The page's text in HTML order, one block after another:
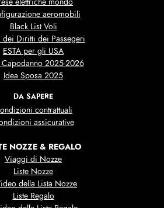
aeromobili
Black List Voli
dei Diritti dei Passegeri
ESTA per gli USA
Capodanno 2025-2026
Idea Sposa 2025
DA SAPERE
contrattuali
assicurative
NOZZE & REGALO
Viaggi di Nozze
Liste Nozze
della Lista Nozze
Liste Regalo